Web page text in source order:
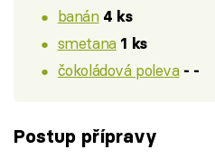
banán 4 ks
smetana 1 ks
čokoládová poleva - -
Postup přípravy